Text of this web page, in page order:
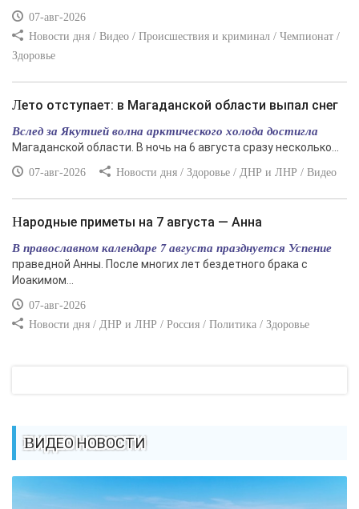
07-авг-2026
Новости дня / Видео / Происшествия и криминал / Чемпионат /
Здоровье
Лето отступает: в Магаданской области выпал снег
Вслед за Якутией волна арктического холода достигла
Магаданской области. В ночь на 6 августа сразу несколько...
07-авг-2026 Новости дня / Здоровье / ДНР и ЛНР / Видео
Народные приметы на 7 августа — Анна
В православном календаре 7 августа празднуется Успение
праведной Анны. После многих лет бездетного брака с
Иоакимом...
07-авг-2026
Новости дня / ДНР и ЛНР / Россия / Политика / Здоровье
ВИДЕО НОВОСТИ